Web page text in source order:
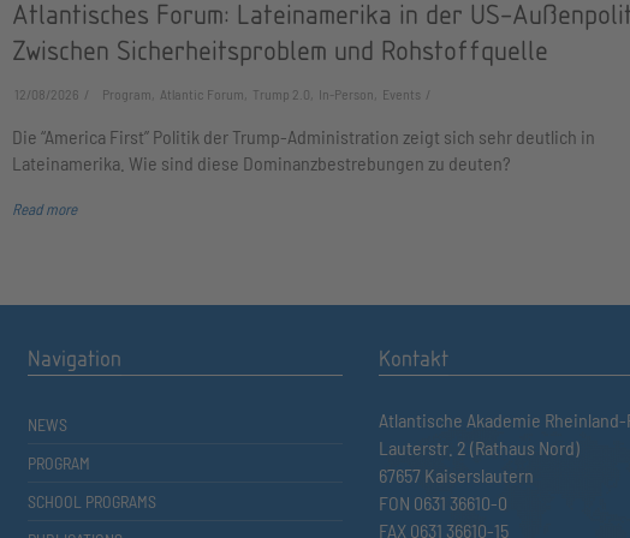
Atlantisches Forum: Lateinamerika in der US-
Zwischen Sicherheitsproblem und Rohstoffquelle
12/08/2026 Program, Atlantic Forum, Trump 2.0, In-Person, Events
Die “America First” Politik der Trump-Administration zeigt sich sehr deutlich in
Lateinamerika. Wie sind diese Dominanzbestrebungen zu deuten?
Read more
Navigation
NEWS
PROGRAM
SCHOOL PROGRAMS
Kontakt
Atlantische Akademie Rheinland-
Lauterstr. 2 (Rathaus Nord)
67657 Kaiserslautern
FON 0631 36610-0
FAX 0631 36610-15